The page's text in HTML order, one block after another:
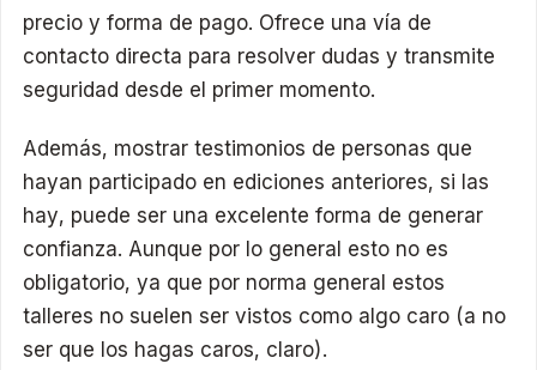
precio y forma de pago. Ofrece una vía de
contacto directa para resolver dudas y transmite
seguridad desde el primer momento.
Además, mostrar testimonios de personas que
hayan participado en ediciones anteriores, si las
hay, puede ser una excelente forma de generar
confianza. Aunque por lo general esto no es
obligatorio, ya que por norma general estos
talleres no suelen ser vistos como algo caro (a no
ser que los hagas caros, claro).